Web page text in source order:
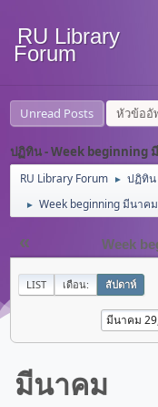
RU Library
Forum
Unread Posts หัวข้ออั
ปฏิทิน - Week beginning
RU Library Forum ► ปฏิทิน
► Week beginning มีนาค
« Week
LIST เดือน: สัปดาห์
มีนาคม